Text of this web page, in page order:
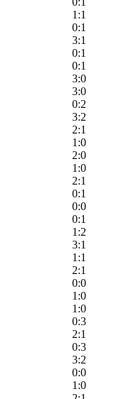
1:1
0:1
3:1
0:1
0:1
3:0
3:0
0:2
3:2
2:1
1:0
2:0
1:0
2:1
0:1
0:0
0:1
1:2
3:1
1:1
2:1
0:0
1:0
1:0
0:3
2:1
0:3
3:2
0:0
1:0